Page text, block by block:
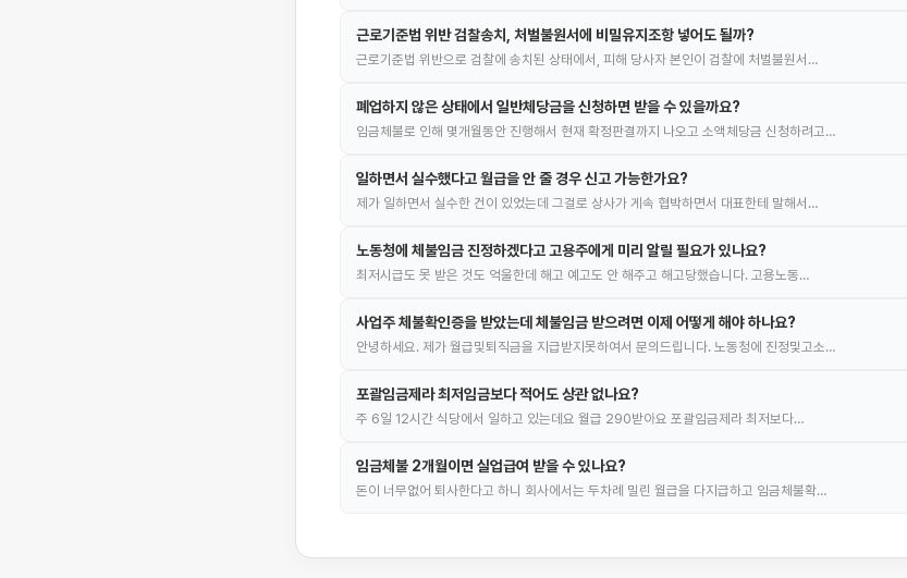
근로기준법 위반 검찰송치, 처벌불원서에 비밀유지조항 넣어도 될까?
근로기준법 위반으로 검찰에 송치된 상태에서, 피해 당사자 본인이 검찰에 처벌불원서…
폐업하지 않은 상태에서 일반체당금을 신청하면 받을 수 있을까요?
임금체불로 인해 몇개월동안 진행해서 현재 확정판결까지 나오고 소액체당금 신청하려고…
일하면서 실수했다고 월급을 안 줄 경우 신고 가능한가요?
제가 일하면서 실수한 건이 있었는데 그걸로 상사가 게속 협박하면서 대표한테 말해서…
노동청에 체불임금 진정하겠다고 고용주에게 미리 알릴 필요가 있나요?
최저시급도 못 받은 것도 억울한데 해고 예고도 안 해주고 해고당했습니다. 고용노동…
사업주 체불확인증을 받았는데 체불임금 받으려면 이제 어떻게 해야 하나요?
안녕하세요. 제가 월급및퇴직금을 지급받지못하여서 문의드립니다. 노동청에 진정및고소…
포괄임금제라 최저임금보다 적어도 상관 없나요?
주 6일 12시간 식당에서 일하고 있는데요 월급 290받아요 포괄임금제라 최저보다…
임금체불 2개월이면 실업급여 받을 수 있나요?
돈이 너무없어 퇴사한다고 하니 회사에서는 두차례 밀린 월급을 다지급하고 임금체불확…